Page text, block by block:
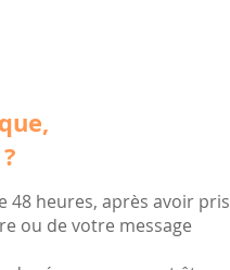
48 heures, après avoir pris
ou de votre message